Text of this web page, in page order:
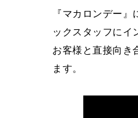
『マカロンデー
ックスタッフにイ
お客様と直接向き
ます。